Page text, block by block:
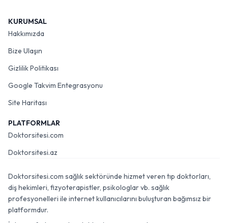
KURUMSAL
Hakkımızda
Bize Ulaşın
Gizlilik Politikası
Google Takvim Entegrasyonu
Site Haritası
PLATFORMLAR
Doktorsitesi.com
Doktorsitesi.az
Doktorsitesi.com sağlık sektöründe hizmet veren tıp doktorları,
diş hekimleri, fizyoterapistler, psikologlar vb. sağlık
profesyonelleri ile internet kullanıcılarını buluşturan bağımsız bir
platformdur.